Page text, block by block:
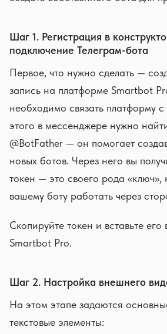
Шаг 1. Регистрация в
подключение Телеграм-бота
Первое, что нужно сделать —
запись на платформе Smartbot
необходимо связать платформу
этого в мессенджере нужно
@BotFather — он помогает
новых ботов. Через него вы
токен — это своего рода «ключ»,
вашему боту работать через
Скопируйте токен и вставьте
Smartbot Pro.
Шаг 2. Настройка внешнего
На этом этапе задаются
текстовые элементы: